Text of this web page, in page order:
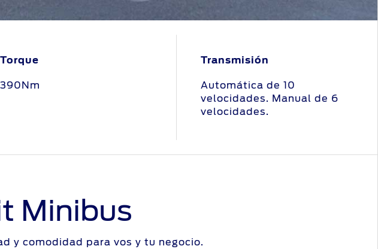
Torque
390Nm
Transmisión
Automática de 10
velocidades. Manual de 6
velocidades.
Minibus
y comodidad para vos y tu negocio.